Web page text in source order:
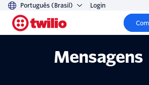
Português (Brasil) Login
Mensagens